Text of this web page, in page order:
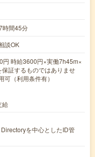
時間45分
談OK
時給3600円×実働7h45m×
証するものではありませ
可（利用条件有）
給
を中心としたID管